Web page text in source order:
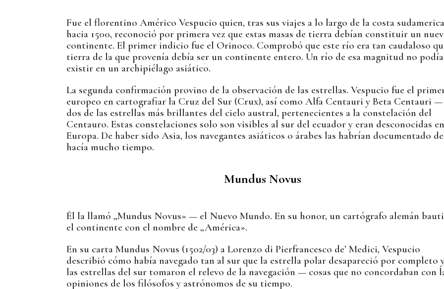
Fue el florentino Américo Vespucio quien, tras sus viajes a lo largo de la costa
hacia 1500, reconoció por primera vez que estas masas de tierra debían constituir un
continente. El primer indicio fue el Orinoco. Comprobó que este río era tan caudaloso
tierra de la que provenía debía ser un continente entero. Un río de esa magnitud no podía
existir en un archipiélago asiático.
La segunda confirmación provino de la observación de las estrellas. Vespucio fue el
europeo en cartografiar la Cruz del Sur (Crux), así como Alfa Centauri y Beta Centauri —
dos de las estrellas más brillantes del cielo austral, pertenecientes a la constelación del
Centauro. Estas constelaciones solo son visibles al sur del ecuador y eran desconocidas en
Europa. De haber sido Asia, los navegantes asiáticos o árabes las habrían documentado
hacía mucho tiempo.
Mundus Novus
Él la llamó „Mundus Novus» — el Nuevo Mundo. En su honor, un cartógrafo alemán
el continente con el nombre de „América».
En su carta Mundus Novus (1502/03) a Lorenzo di Pierfrancesco de’ Medici, Vespucio
describió cómo había navegado tan al sur que la estrella polar desapareció por completo
las estrellas del sur tomaron el relevo de la navegación — cosas que no concordaban con
opiniones de los filósofos y astrónomos de su tiempo.